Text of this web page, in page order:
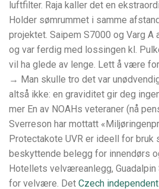
luftfilter. Raja kaller det en
Holder sømrummet i samme
projektet. Saipem S7000 og Varg A
og var ferdig med lossingen kl.
vil ha glede av lenge. Lett å være
→ Man skulle tro det var
altså ikke: en graviditet gir deg
mer En av NOAHs veteraner (nå
Sverreson har mottatt
Protectakote UVR er ideell for bruk
beskyttende belegg for innendørs
Hotellets velværeanlegg,
for velvære. Det Czech